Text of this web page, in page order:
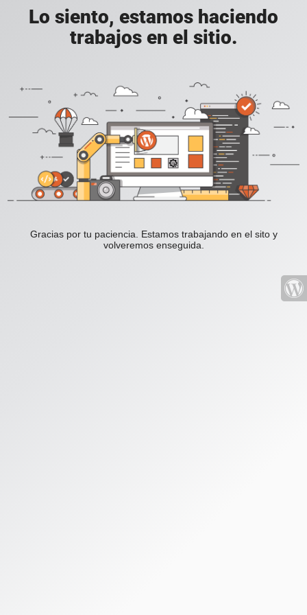
Lo siento, estamos haciendo
trabajos en el sitio.
Gracias por tu paciencia. Estamos trabajando en el sito y
volveremos enseguida.